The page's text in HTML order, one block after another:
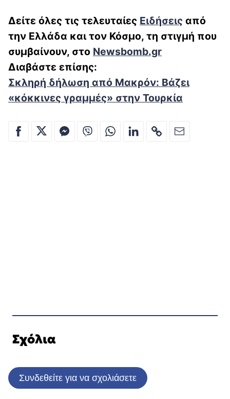
Δείτε όλες τις τελευταίες Ειδήσεις από
την Ελλάδα και τον Κόσμο, τη στιγμή που
συμβαίνουν, στο Newsbomb.gr
Διαβάστε επίσης:
Σκληρή δήλωση από Μακρόν: Βάζει
«κόκκινες γραμμές» στην Τουρκία
Σχόλια
Συνδεθείτε για να σχολιάσετε